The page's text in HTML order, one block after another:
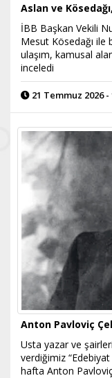
Aslan ve
İBB Başkan Vekili
Mesut Kösedağı ile
ulaşım, kamusal
inceledi
21 Temmuz 2026 -
Anton Pavloviç
Usta yazar ve
verdiğimiz
hafta Anton